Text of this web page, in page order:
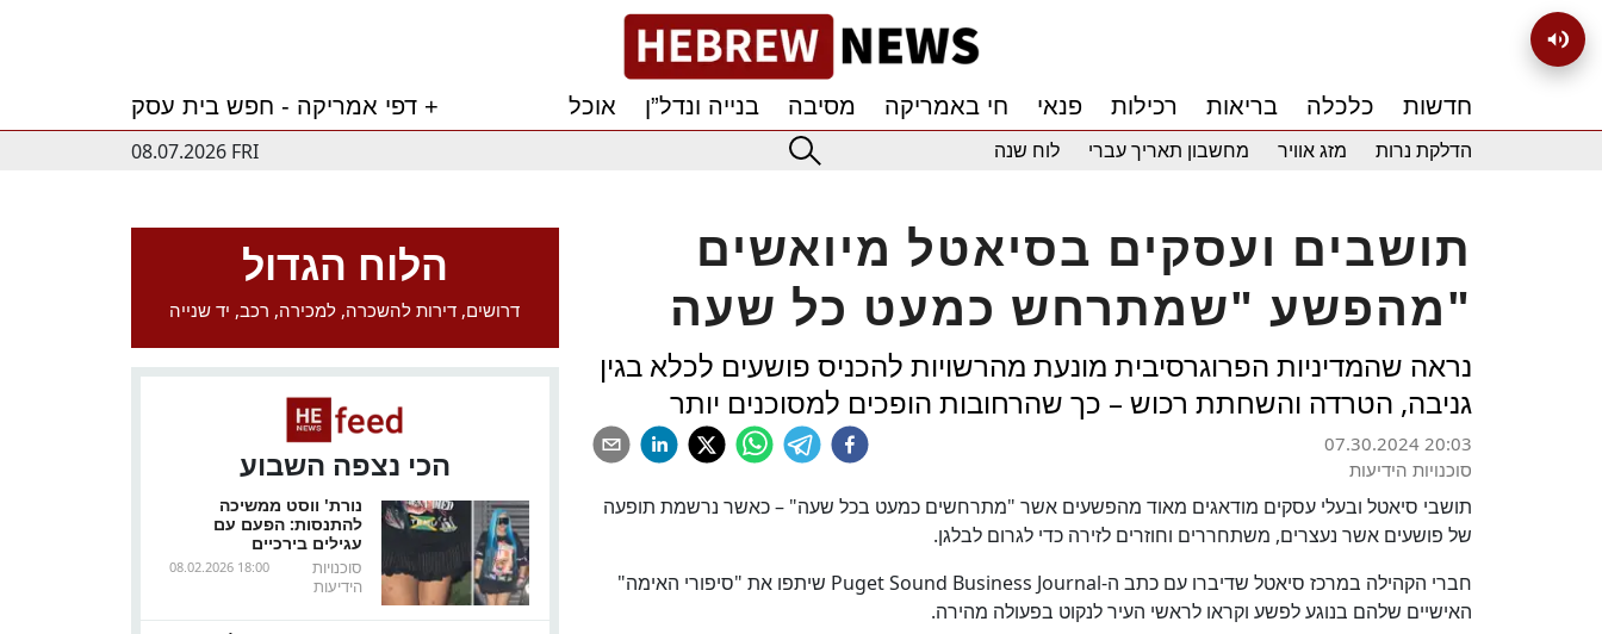
דפי אמריקה - חפש בית עסק + חדשות כלכלה בריאות רכילות פנאי חי באמריקה מסיבה בנייה ונדל”ן
אוכל
08.07.2026 FRI
הדלקת נרות מזג אוויר מחשבון תאריך עברי לוח שנה
הלוח הגדול
דרושים, דירות להשכרה, למכירה, רכב, יד שנייה
הכי נצפה השבוע
נורת' ווסט ממשיכה
להתנסות: הפעם עם
עגילים בירכיים
08.02.2026 18:00
סוכנויות
הידיעות
תושבים ועסקים בסיאטל מיואשים
מהפשע "שמתרחש כמעט כל שעה"
נראה שהמדיניות הפרוגרסיבית מונעת מהרשויות להכניס פושעים לכלא בגין
גניבה, הטרדה והשחתת רכוש – כך שהרחובות הופכים למסוכנים יותר
07.30.2024 20:03
סוכנויות הידיעות
תושבי סיאטל ובעלי עסקים מודאגים מאוד מהפשעים אשר "מתרחשים כמעט בכל שעה" – כאשר נרשמת תופעה
של פושעים אשר נעצרים, משתחררים וחוזרים לזירה כדי לגרום לבלגן.
חברי הקהילה במרכז סיאטל שדיברו עם כתב ה-Puget Sound Business Journal שיתפו את "סיפורי האימה"
האישיים שלהם בנוגע לפשע וקראו לראשי העיר לנקוט בפעולה מהירה.